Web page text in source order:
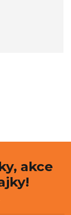
akce